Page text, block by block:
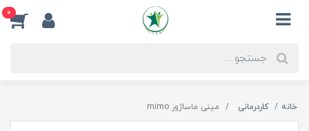
0
خانه کاردرمانی مینی ماساژور mimo